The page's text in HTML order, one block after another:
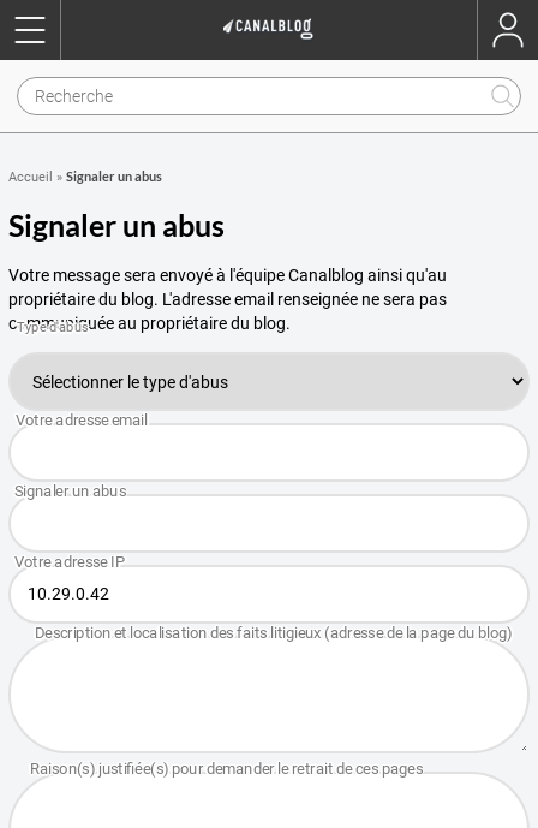
Accueil » Signaler un abus
Signaler un abus
Votre message sera envoyé à l'équipe Canalblog ainsi qu'au
propriétaire du blog. L'adresse email renseignée ne sera pas
communiquée au propriétaire du blog.